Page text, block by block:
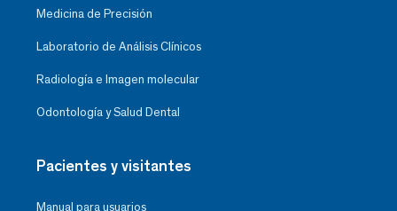
Medicina de Precisión
Laboratorio de Análisis Clínicos
Radiología e Imagen molecular
Odontología y Salud Dental
Pacientes y visitantes
Manual para usuarios